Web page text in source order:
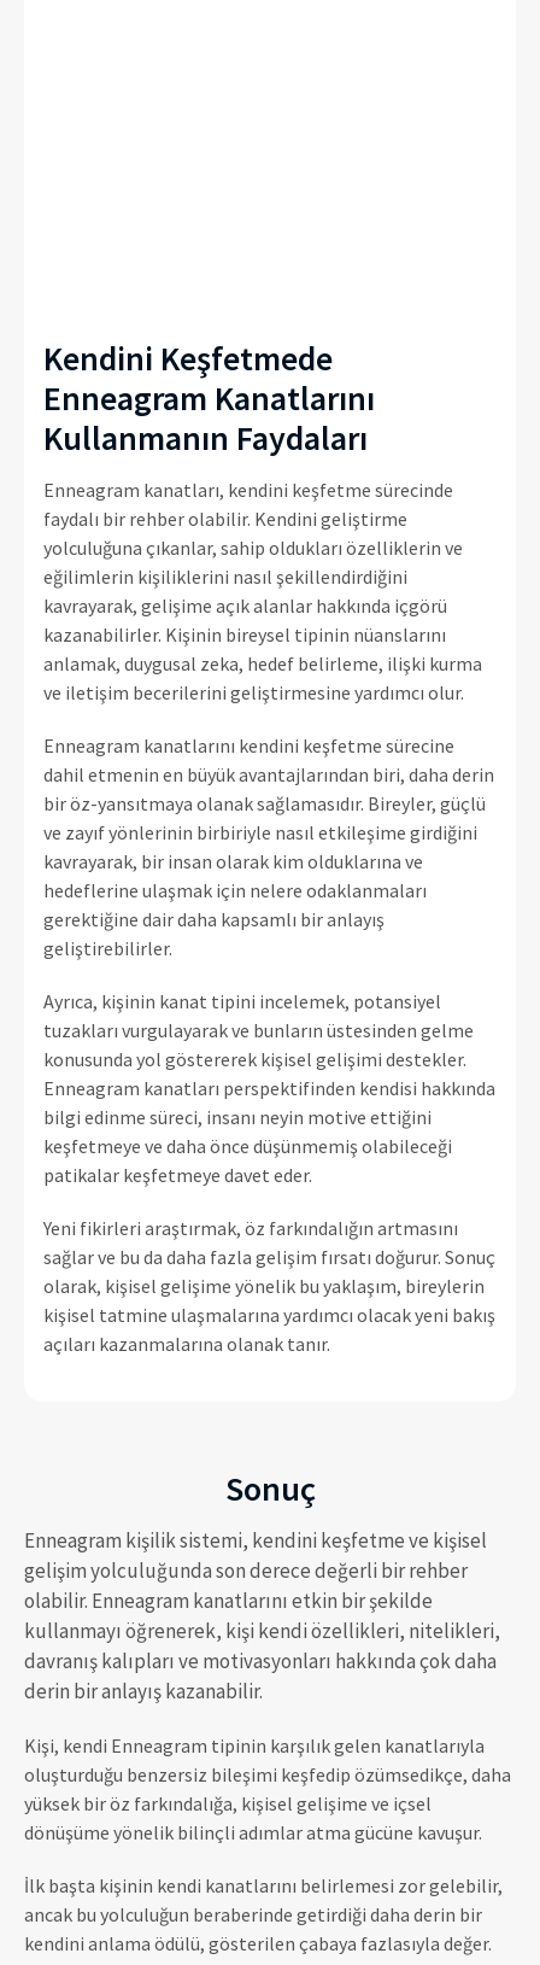
Kendini Keşfetmede
Enneagram Kanatlarını
Kullanmanın Faydaları
Enneagram kanatları, kendini keşfetme sürecinde
faydalı bir rehber olabilir. Kendini geliştirme
yolculuğuna çıkanlar, sahip oldukları özelliklerin ve
eğilimlerin kişiliklerini nasıl şekillendirdiğini
kavrayarak, gelişime açık alanlar hakkında içgörü
kazanabilirler. Kişinin bireysel tipinin nüanslarını
anlamak, duygusal zeka, hedef belirleme, ilişki kurma
ve iletişim becerilerini geliştirmesine yardımcı olur.
Enneagram kanatlarını kendini keşfetme sürecine
dahil etmenin en büyük avantajlarından biri, daha derin
bir öz-yansıtmaya olanak sağlamasıdır. Bireyler, güçlü
ve zayıf yönlerinin birbiriyle nasıl etkileşime girdiğini
kavrayarak, bir insan olarak kim olduklarına ve
hedeflerine ulaşmak için nelere odaklanmaları
gerektiğine dair daha kapsamlı bir anlayış
geliştirebilirler.
Ayrıca, kişinin kanat tipini incelemek, potansiyel
tuzakları vurgulayarak ve bunların üstesinden gelme
konusunda yol göstererek kişisel gelişimi destekler.
Enneagram kanatları perspektifinden kendisi hakkında
bilgi edinme süreci, insanı neyin motive ettiğini
keşfetmeye ve daha önce düşünmemiş olabileceği
patikalar keşfetmeye davet eder.
Yeni fikirleri araştırmak, öz farkındalığın artmasını
sağlar ve bu da daha fazla gelişim fırsatı doğurur. Sonuç
olarak, kişisel gelişime yönelik bu yaklaşım, bireylerin
kişisel tatmine ulaşmalarına yardımcı olacak yeni bakış
açıları kazanmalarına olanak tanır.
Sonuç
Enneagram kişilik sistemi, kendini keşfetme ve kişisel
gelişim yolculuğunda son derece değerli bir rehber
olabilir. Enneagram kanatlarını etkin bir şekilde
kullanmayı öğrenerek, kişi kendi özellikleri, nitelikleri,
davranış kalıpları ve motivasyonları hakkında çok daha
derin bir anlayış kazanabilir.
Kişi, kendi Enneagram tipinin karşılık gelen kanatlarıyla
oluşturduğu benzersiz bileşimi keşfedip özümsedikçe, daha
yüksek bir öz farkındalığa, kişisel gelişime ve içsel
dönüşüme yönelik bilinçli adımlar atma gücüne kavuşur.
İlk başta kişinin kendi kanatlarını belirlemesi zor gelebilir,
ancak bu yolculuğun beraberinde getirdiği daha derin bir
kendini anlama ödülü, gösterilen çabaya fazlasıyla değer.